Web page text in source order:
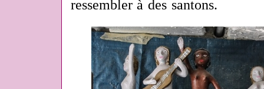
ressembler à des santons.